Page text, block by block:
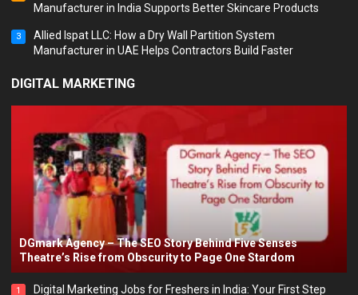
Manufacturer in India Supports Better Skincare Products
3
Allied Ispat LLC: How a Dry Wall Partition System
Manufacturer in UAE Helps Contractors Build Faster
DIGITAL MARKETING
DGmark Agency – The SEO Story Behind Five Senses
Theatre’s Rise from Obscurity to Page One Stardom
1
Digital Marketing Jobs for Freshers in India: Your First Step